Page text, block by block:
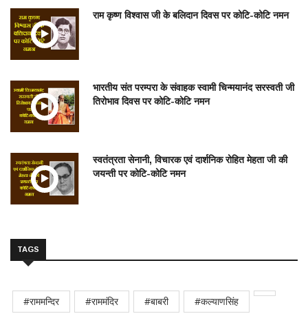
राम कृष्ण विश्वास जी के बलिदान दिवस पर कोटि-कोटि नमन
भारतीय संत परम्परा के संवाहक स्वामी चिन्मयानंद सरस्वती जी
तिरोभाव दिवस पर कोटि-कोटि नमन
स्वतंत्रता सेनानी, विचारक एवं दार्शनिक रोहित मेहता जी की
जयन्ती पर कोटि-कोटि नमन
TAGS
#राममन्दिर #राममंदिर #बाबरी #कल्याणसिंह